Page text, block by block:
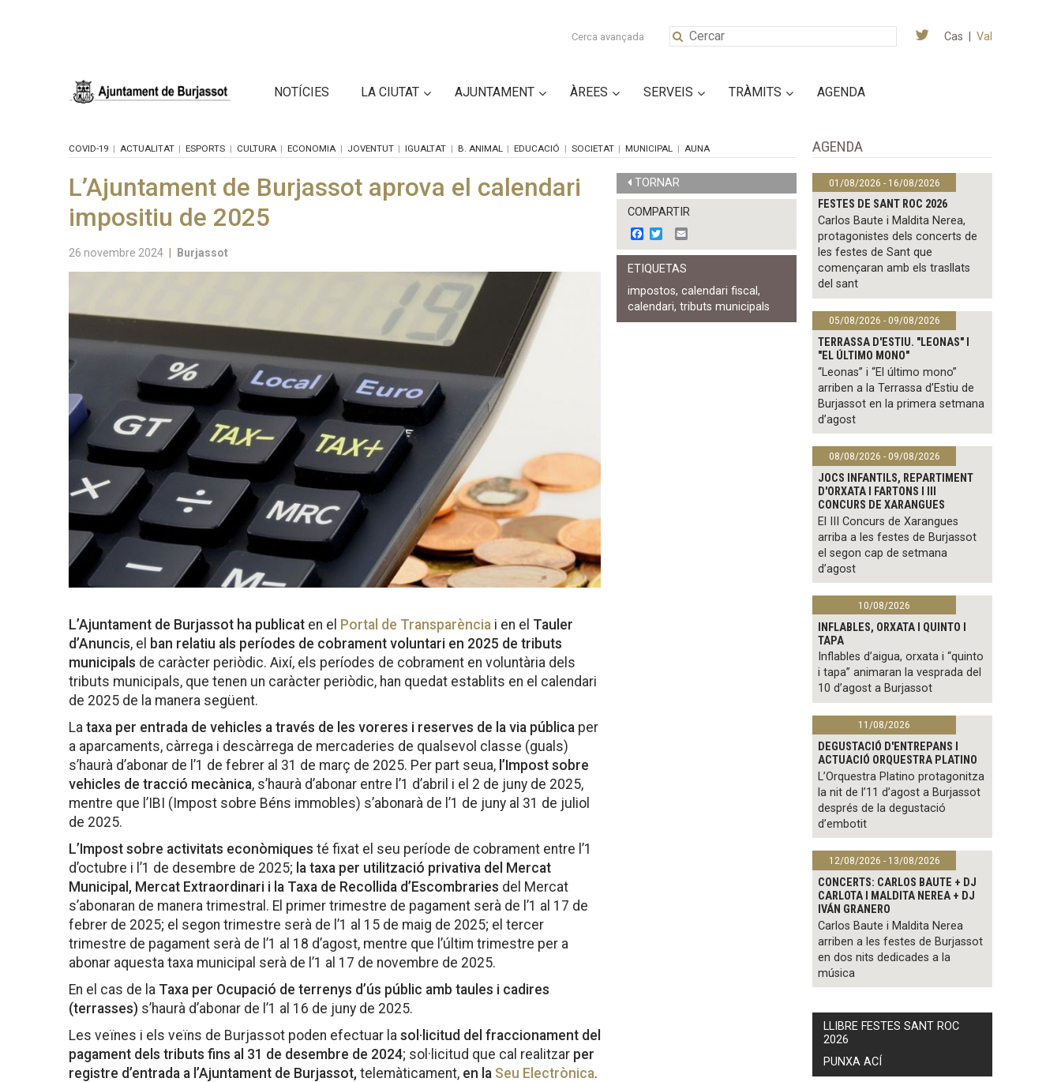
Cerca avançada Cas Val
NOTÍCIES LA CIUTAT AJUNTAMENT ÀREES SERVEIS TRÀMITS AGENDA
COVID-19 ACTUALITAT ESPORTS CULTURA ECONOMIA JOVENTUT IGUALTAT B. ANIMAL EDUCACIÓ SOCIETAT MUNICIPAL AUNA
L’Ajuntament de Burjassot aprova el calendari
impositiu de 2025
26 novembre 2024 Burjassot
L’Ajuntament de Burjassot ha publicat en el Portal de Transparència i en el Tauler
d’Anuncis, el ban relatiu als períodes de cobrament voluntari en 2025 de tributs
municipals de caràcter periòdic. Així, els períodes de cobrament en voluntària dels
tributs municipals, que tenen un caràcter periòdic, han quedat establits en el calendari
de 2025 de la manera següent.
La taxa per entrada de vehicles a través de les voreres i reserves de la via pública per
a aparcaments, càrrega i descàrrega de mercaderies de qualsevol classe (guals)
s’haurà d’abonar de l’1 de febrer al 31 de març de 2025. Per part seua, l’Impost sobre
vehicles de tracció mecànica, s’haurà d’abonar entre l’1 d’abril i el 2 de juny de 2025,
mentre que l’IBI (Impost sobre Béns immobles) s’abonarà de l’1 de juny al 31 de juliol
de 2025.
L’Impost sobre activitats econòmiques té fixat el seu període de cobrament entre l’1
d’octubre i l’1 de desembre de 2025; la taxa per utilització privativa del Mercat
Municipal, Mercat Extraordinari i la Taxa de Recollida d’Escombraries del Mercat
s’abonaran de manera trimestral. El primer trimestre de pagament serà de l’1 al 17 de
febrer de 2025; el segon trimestre serà de l’1 al 15 de maig de 2025; el tercer
trimestre de pagament serà de l’1 al 18 d’agost, mentre que l’últim trimestre per a
abonar aquesta taxa municipal serà de l’1 al 17 de novembre de 2025.
En el cas de la Taxa per Ocupació de terrenys d’ús públic amb taules i cadires
(terrasses) s’haurà d’abonar de l’1 al 16 de juny de 2025.
Les veïnes i els veïns de Burjassot poden efectuar la sol·licitud del fraccionament del
pagament dels tributs fins al 31 de desembre de 2024; sol·licitud que cal realitzar per
registre d’entrada a l’Ajuntament de Burjassot, telemàticament, en la Seu Electrònica.
TORNAR
COMPARTIR
F
a
c
e
o
o
k
w
i
t
e
r
m
a
ETIQUETAS
impostos,calendari fiscal,
calendari,tributs municipals
AGENDA
01/08/2026 - 16/08/2026
FESTES DE SANT ROC 2026
Carlos Baute i Maldita Nerea,
protagonistes dels concerts de
les festes de Sant que
començaran amb els trasllats
del sant
05/08/2026 - 09/08/2026
TERRASSA D'ESTIU. "LEONAS" I
"EL ÚLTIMO MONO"
“Leonas” i “El último mono”
arriben a la Terrassa d’Estiu de
Burjassot en la primera setmana
d’agost
08/08/2026 - 09/08/2026
JOCS INFANTILS, REPARTIMENT
D'ORXATA I FARTONS I III
CONCURS DE XARANGUES
El III Concurs de Xarangues
arriba a les festes de Burjassot
el segon cap de setmana
d’agost
10/08/2026
INFLABLES, ORXATA I QUINTO I
TAPA
Inflables d’aigua, orxata i “quinto
i tapa” animaran la vesprada del
10 d’agost a Burjassot
11/08/2026
DEGUSTACIÓ D'ENTREPANS I
ACTUACIÓ ORQUESTRA PLATINO
L’Orquestra Platino protagonitza
la nit de l’11 d’agost a Burjassot
després de la degustació
d’embotit
12/08/2026 - 13/08/2026
CONCERTS: CARLOS BAUTE + DJ
CARLOTA I MALDITA NEREA + DJ
IVÁN GRANERO
Carlos Baute i Maldita Nerea
arriben a les festes de Burjassot
en dos nits dedicades a la
música
LLIBRE FESTES SANT ROC
2026
PUNXA ACÍ